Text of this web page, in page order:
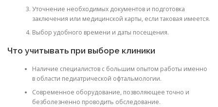
Уточнение необходимых документов и подготовка
заключения или медицинской карты, если таковая имеется.
Выбор удобного времени и даты посещения.
Что учитывать при выборе клиники
Наличие специалистов с большим опытом работы именно
в области педиатрической офтальмологии.
Современное оборудование, позволяющее точно и
безболезненно проводить обследование.